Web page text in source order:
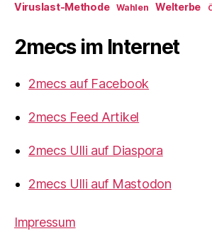
Viruslast-Methode Wahlen Welterbe
2mecs im Internet
2mecs auf Facebook
2mecs Feed Artikel
2mecs Ulli auf Diaspora
2mecs Ulli auf Mastodon
Impressum